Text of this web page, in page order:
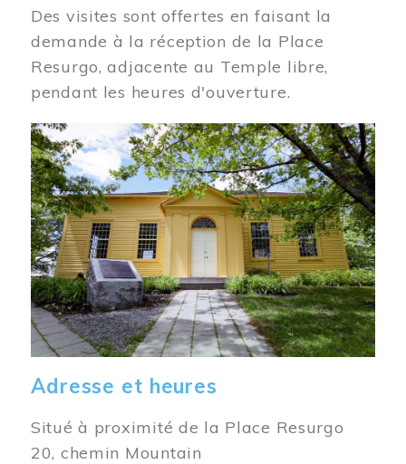
Des visites sont offertes en faisant la
demande à la réception de la Place
Resurgo, adjacente au Temple libre,
pendant les heures d'ouverture.
Image
Adresse et heures
Situé à proximité de la Place Resurgo
20, chemin Mountain